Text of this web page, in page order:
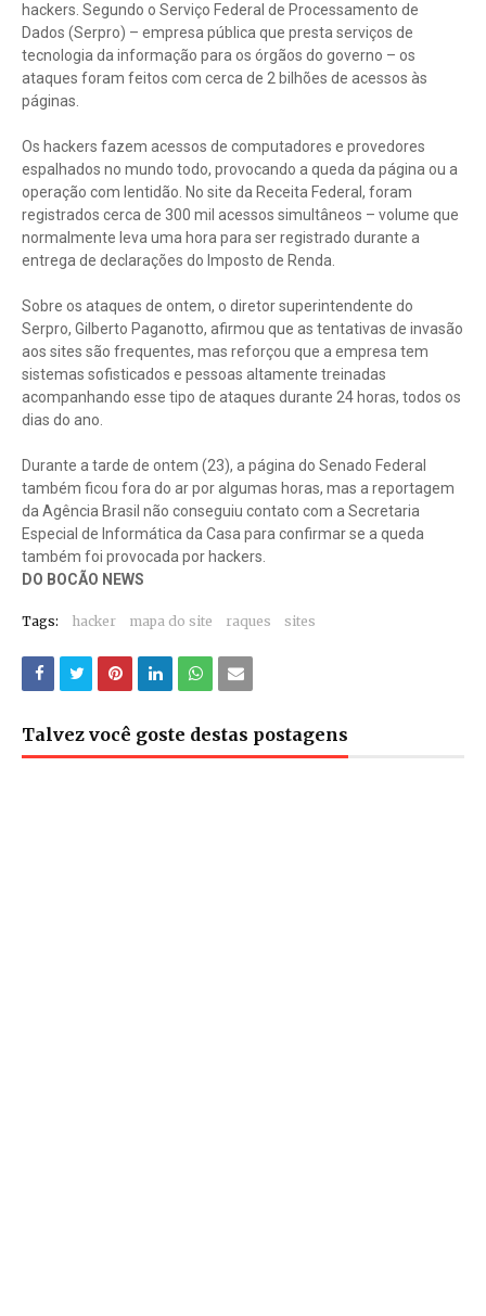
hackers. Segundo o Serviço Federal de Processamento de
Dados (Serpro) – empresa pública que presta serviços de
tecnologia da informação para os órgãos do governo – os
ataques foram feitos com cerca de 2 bilhões de acessos às
páginas.
Os hackers fazem acessos de computadores e provedores
espalhados no mundo todo, provocando a queda da página ou a
operação com lentidão. No site da Receita Federal, foram
registrados cerca de 300 mil acessos simultâneos – volume que
normalmente leva uma hora para ser registrado durante a
entrega de declarações do Imposto de Renda.
Sobre os ataques de ontem, o diretor superintendente do
Serpro, Gilberto Paganotto, afirmou que as tentativas de invasão
aos sites são frequentes, mas reforçou que a empresa tem
sistemas sofisticados e pessoas altamente treinadas
acompanhando esse tipo de ataques durante 24 horas, todos os
dias do ano.
Durante a tarde de ontem (23), a página do Senado Federal
também ficou fora do ar por algumas horas, mas a reportagem
da Agência Brasil não conseguiu contato com a Secretaria
Especial de Informática da Casa para confirmar se a queda
também foi provocada por hackers.
DO BOCÃO NEWS
Tags: hacker mapa do site raques sites
Talvez você goste destas postagens